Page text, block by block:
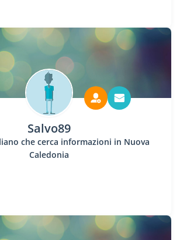
Salvo89
che cerca informazioni in Nuova
Caledonia